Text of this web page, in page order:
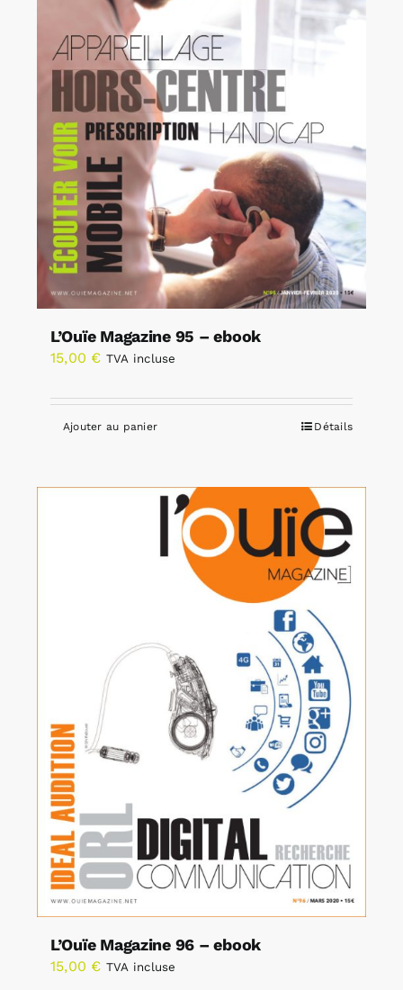
L’Ouïe Magazine 95 – ebook
15,00 € TVA incluse
Ajouter au panier Détails
L’Ouïe Magazine 96 – ebook
15,00 € TVA incluse